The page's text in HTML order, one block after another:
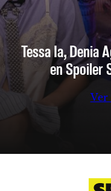
Tessa Ia, Denia
en Spoiler
Ver